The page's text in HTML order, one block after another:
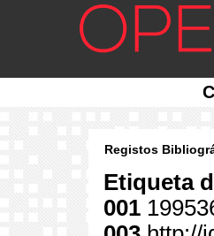
Registos
Etiqueta
001